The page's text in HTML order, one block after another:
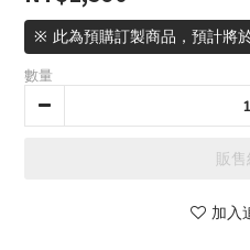
※ 此為預購訂製商品，預計將
數量
販
加入